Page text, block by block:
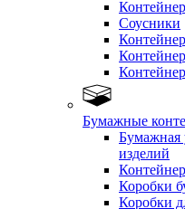
Соусники
Бумажные
Бумажная
изделий
Коробки
Коробки